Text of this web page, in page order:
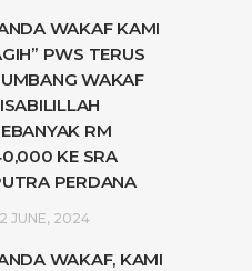
WAKAF KAMI
PWS TERUS
WAKAF
RM
KE SRA
PERDANA
JUNE, 2024
WAKAF, KAMI